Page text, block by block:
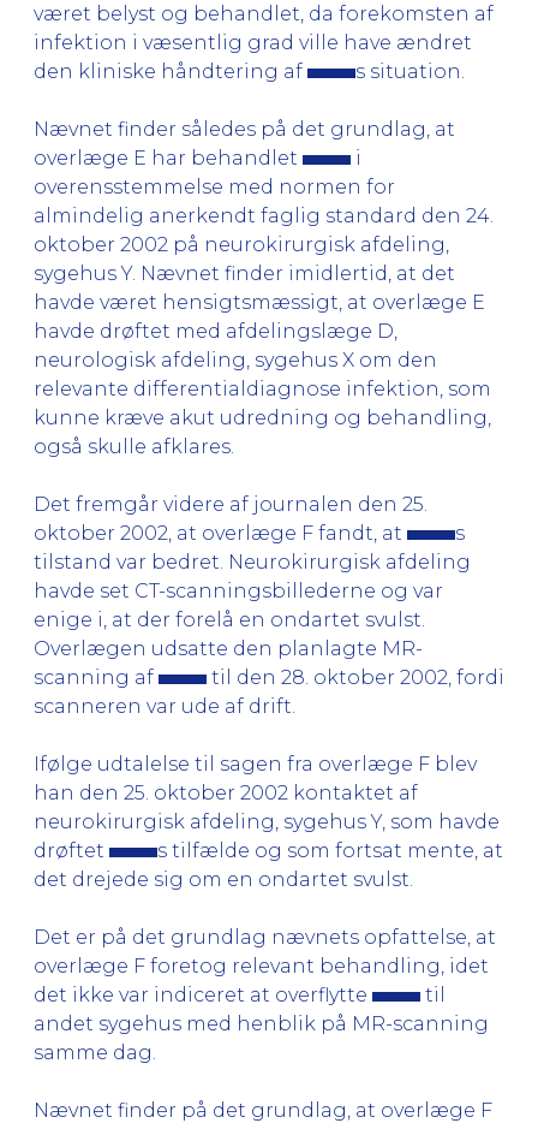
været belyst og behandlet, da forekomsten af
infektion i væsentlig grad ville have ændret
den kliniske håndtering af
s situation.
Nævnet finder således på det grundlag, at
overlæge E har behandlet
i
overensstemmelse med normen for
almindelig anerkendt faglig standard den 24.
oktober 2002 på neurokirurgisk afdeling,
sygehus Y. Nævnet finder imidlertid, at det
havde været hensigtsmæssigt, at overlæge E
havde drøftet med afdelingslæge D,
neurologisk afdeling, sygehus X om den
relevante differentialdiagnose infektion, som
kunne kræve akut udredning og behandling,
også skulle afklares.
Det fremgår videre af journalen den 25.
oktober 2002, at overlæge F fandt, at
s
tilstand var bedret. Neurokirurgisk afdeling
havde set CT-scanningsbillederne og var
enige i, at der forelå en ondartet svulst.
Overlægen udsatte den planlagte MR-
scanning af
til den 28. oktober 2002, fordi
scanneren var ude af drift.
Ifølge udtalelse til sagen fra overlæge F blev
han den 25. oktober 2002 kontaktet af
neurokirurgisk afdeling, sygehus Y, som havde
drøftet
s tilfælde og som fortsat mente, at
det drejede sig om en ondartet svulst.
Det er på det grundlag nævnets opfattelse, at
overlæge F foretog relevant behandling, idet
det ikke var indiceret at overflytte
til
andet sygehus med henblik på MR-scanning
samme dag.
Nævnet finder på det grundlag, at overlæge F